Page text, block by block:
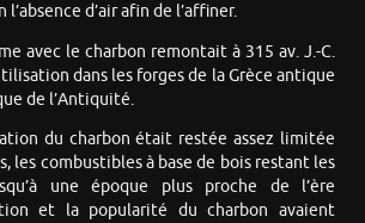
d’air afin de l’affiner.
avec le charbon remontait à 315 av. J.-C.
dans les forges de la Grèce antique
de l’Antiquité.
du charbon était restée assez limitée
les combustibles à base de bois restant les
une époque plus proche de l’ère
et la popularité du charbon avaient